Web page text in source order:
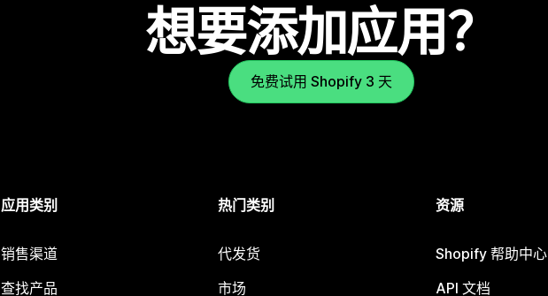
想要添加应用？
免费试用 Shopify 3 天
应用类别
销售渠道
查找产品
热门类别
代发货
市场
资源
Shopify 帮助中心
API 文档